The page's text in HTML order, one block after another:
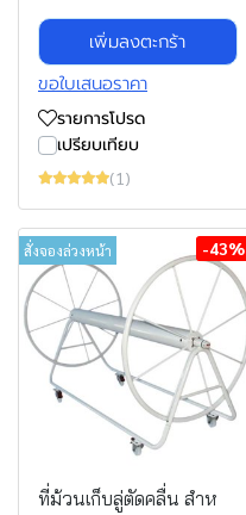
เพิ่มลงตะกร้า
ขอใบเสนอราคา
รายการโปรด
เปรียบเทียบ
(1)
สั่งจองล่วงหน้า -43%
ที่ม้วนเก็บลู่ตัดคลื่น สําห